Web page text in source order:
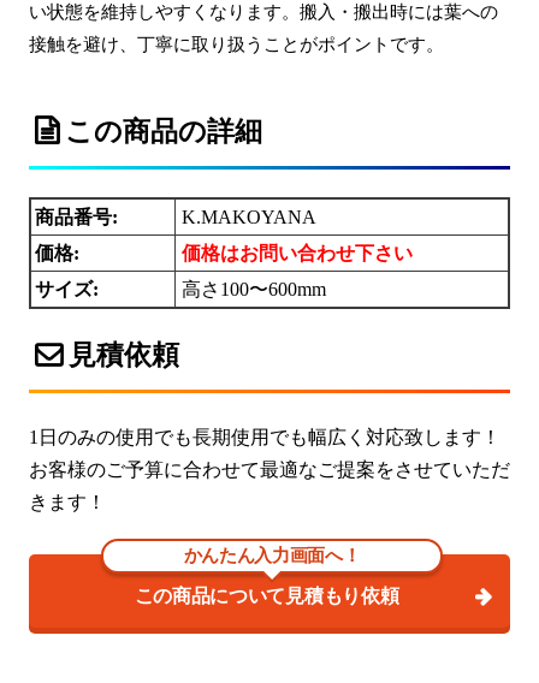
い状態を維持しやすくなります。搬入・搬出時には葉への
接触を避け、丁寧に取り扱うことがポイントです。
この商品の詳細
商品番号:
K.MAKOYANA
価格:
価格はお問い合わせ下さい
サイズ:
高さ100〜600mm
見積依頼
1日のみの使用でも長期使用でも幅広く対応致します！
お客様のご予算に合わせて最適なご提案をさせていただ
きます！
かんたん入力画面へ！
この商品について見積もり依頼